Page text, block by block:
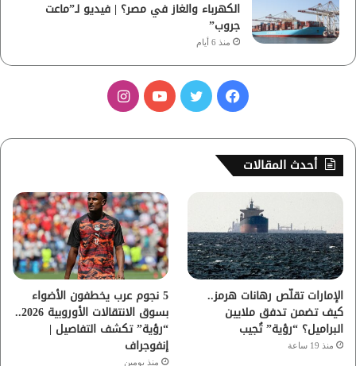
الكهرباء والغاز في مصر؟ | فيديو لـ”ماعت
جروب”
منذ 6 أيام
س
ب
ك
ي
و
ب
ت
ق
ر
م
أحدث المقالات
الإمارات تقلّص رهانات هرمز..
كيف تضمن تدفق ملايين
البراميل؟ “رؤية” تُجيب
منذ 19 ساعة
5 نجوم عرب يخطفون الأضواء
بسوق الانتقالات الأوروبية 2026..
“رؤية” تكشف التفاصيل |
إنفوجراف
منذ يومين